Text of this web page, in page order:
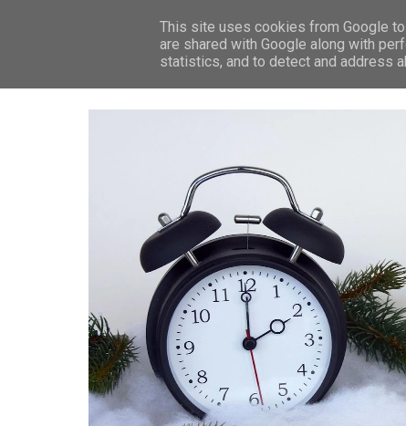
This site uses cookies from Google
are shared with Google along with
statistics, and to detect and address